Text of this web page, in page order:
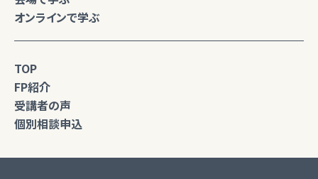
オンラインで学ぶ
TOP
FP紹介
受講者の声
個別相談申込